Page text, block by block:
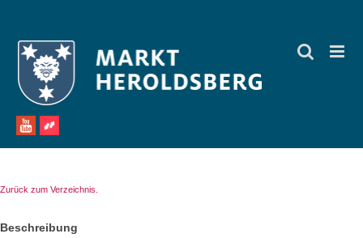
springen
Zurück zum Verzeichnis.
Beschreibung